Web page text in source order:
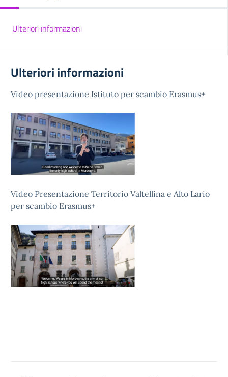
Ulteriori informazioni
Ulteriori informazioni
Video presentazione Istituto per scambio Erasmus+
Video Presentazione Territorio Valtellina e Alto Lario
per scambio Erasmus+